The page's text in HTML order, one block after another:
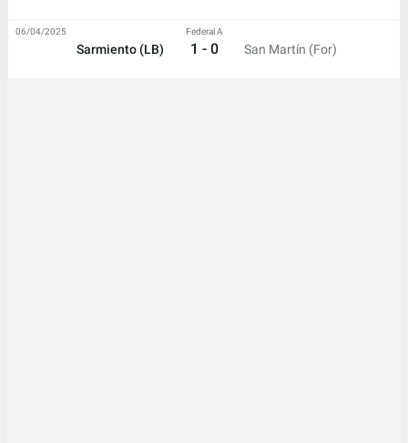
Sarmiento (LB)
Federal A
1 - 0 San Martín (For)
06/04/2025